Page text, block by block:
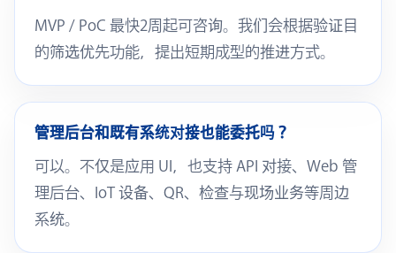
MVP / PoC 最快2周起可咨询。我们会根据验证目
的筛选优先功能，提出短期成型的推进方式。
管理后台和既有系统对接也能委托吗？
可以。不仅是应用 UI，也支持 API 对接、Web 管
理后台、IoT 设备、QR、检查与现场业务等周边
系统。